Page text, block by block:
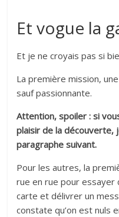
Et vogue la
Et je ne croyais pas si
La première mission,
sauf passionnante.
Attention, spoiler : si
plaisir de la découverte,
paragraphe suivant.
Pour les autres, la
rue en rue pour essayer
carte et délivrer un
constate qu’on est nuls